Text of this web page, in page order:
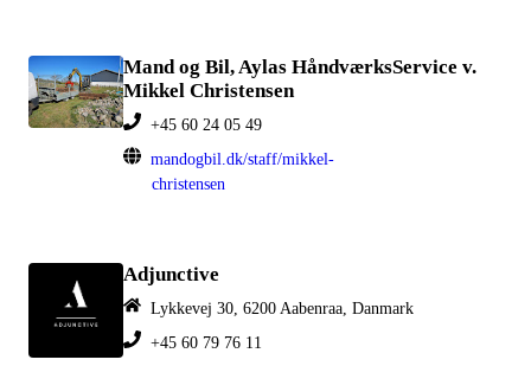
Mand og Bil, Aylas HåndværksService v.
Mikkel Christensen
+45 60 24 05 49
mandogbil.dk/staff/mikkel-
christensen
Adjunctive
Lykkevej 30, 6200 Aabenraa, Danmark
+45 60 79 76 11